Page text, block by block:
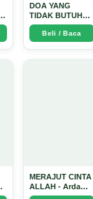
DOA YANG
TIDAK BUTUH
SINYAL: Kisah
Tiga Jiwa yang
Tersesat di Era AI
Beli / Baca
MERAJUT CINTA
ALLAH - Arda
Dinata